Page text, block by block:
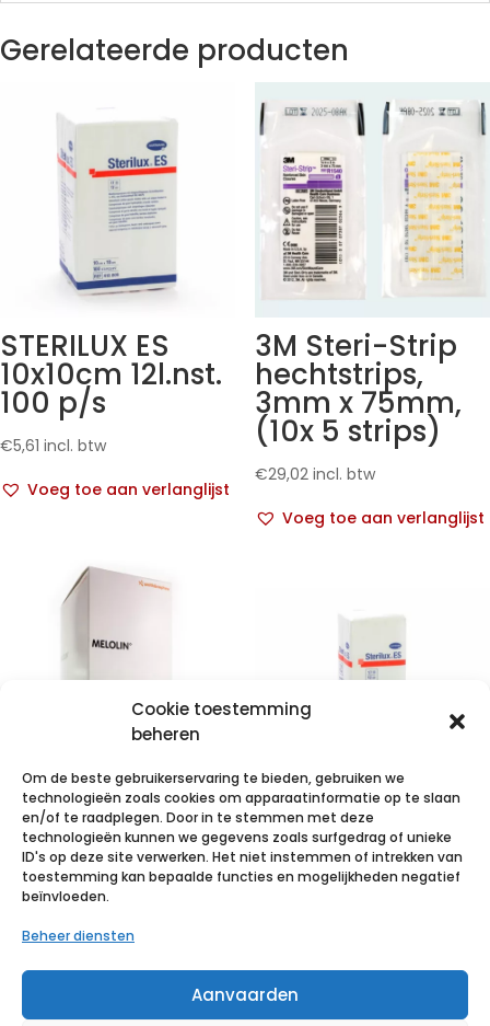
Cookie toestemming
beheren
Om de beste gebruikerservaring te bieden, gebruiken we
technologieën zoals cookies om apparaatinformatie op te slaan
en/of te raadplegen. Door in te stemmen met deze
technologieën kunnen we gegevens zoals surfgedrag of unieke
ID's op deze site verwerken. Het niet instemmen of intrekken van
toestemming kan bepaalde functies en mogelijkheden negatief
beïnvloeden.
Beheer diensten
Aanvaarden
Gerelateerde producten
STERILUX ES
10x10cm 12l.nst.
100 p/s
€5,61 incl. btw
Voeg toe aan verlanglijst
3M Steri-Strip
hechtstrips,
3mm x 75mm,
(10x 5 strips)
€29,02 incl. btw
Voeg toe aan verlanglijst
MELOLIN KP
STER 10X10CM
66974941
Voeg toe aan verlanglijst
STERILUX ES
5x5cm 12l.nst.
Voeg toe aan verlanglijst